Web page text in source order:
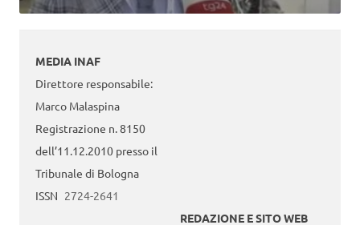
MEDIA INAF
Direttore responsabile:
Marco Malaspina
Registrazione n. 8150
dell’11.12.2010 presso il
Tribunale di Bologna
ISSN 2724-2641
REDAZIONE E SITO WEB